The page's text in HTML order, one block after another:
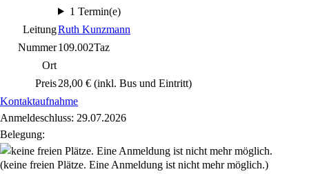
1 Termin(e)
LeitungRuth Kunzmann
Nummer109.002Taz
Ort
Preis28,00 € (inkl. Bus und Eintritt)
Kontaktaufnahme
Anmeldeschluss: 29.07.2026
Belegung:
(keine freien Plätze. Eine Anmeldung ist nicht mehr möglich.)